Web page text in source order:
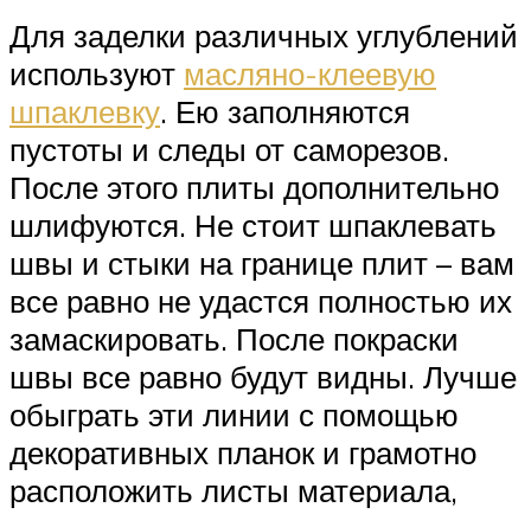
Для заделки различных углублений
используют масляно-клеевую
шпаклевку. Ею заполняются
пустоты и следы от саморезов.
После этого плиты дополнительно
шлифуются. Не стоит шпаклевать
швы и стыки на границе плит – вам
все равно не удастся полностью их
замаскировать. После покраски
швы все равно будут видны. Лучше
обыграть эти линии с помощью
декоративных планок и грамотно
расположить листы материала,